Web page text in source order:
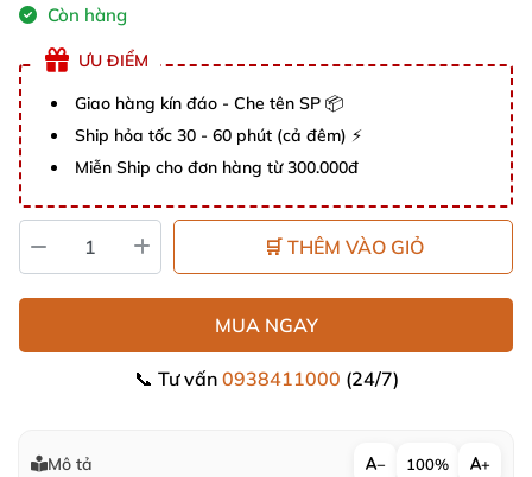
Còn hàng
ƯU ĐIỂM
Giao hàng kín đáo - Che tên SP 📦
Ship hỏa tốc 30 - 60 phút (cả đêm) ⚡
Miễn Ship cho đơn hàng từ 300.000đ
🛒 THÊM VÀO GIỎ
MUA NGAY
📞 Tư vấn 0938411000 (24/7)
Mô tả − 100% +